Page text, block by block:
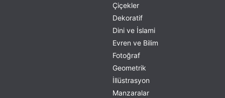
Çiçekler
Dekoratif
Dini ve İslami
Evren ve Bilim
Fotoğraf
Geometrik
İllüstrasyon
Manzaralar